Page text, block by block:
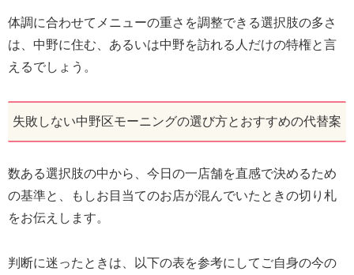
体調に合わせてメニューの重さを調整できる選択肢の多さ
は、中野に住む、あるいは中野を訪れる人だけの特権と言
えるでしょう。
失敗しない中野区モーニングの選び方とおすすめの代替案
数ある選択肢の中から、今日の一店舗を直感で決めるため
の基準と、もしお目当てのお店が混んでいたときの切り札
をお伝えします。
判断に迷ったときは、以下の表を参考にしてご自身の今の